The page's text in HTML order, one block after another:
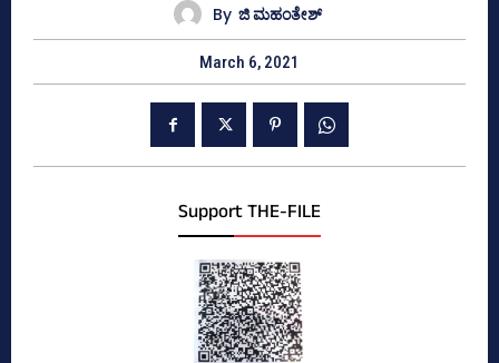
By ಜಿ ಮಹಂತೇಶ್
March 6, 2021
Support THE-FILE